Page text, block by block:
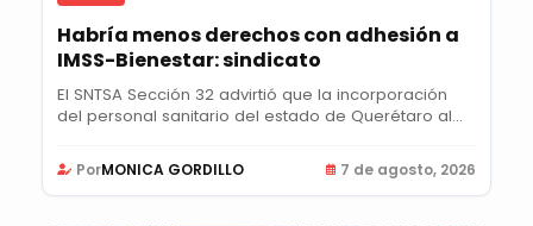
Habría menos derechos con adhesión a
IMSS-Bienestar: sindicato
El SNTSA Sección 32 advirtió que la incorporación
del personal sanitario del estado de Querétaro al...
PorMONICA GORDILLO 7 de agosto, 2026